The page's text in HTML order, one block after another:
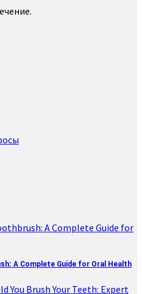
A Complete Guide for Oral Health